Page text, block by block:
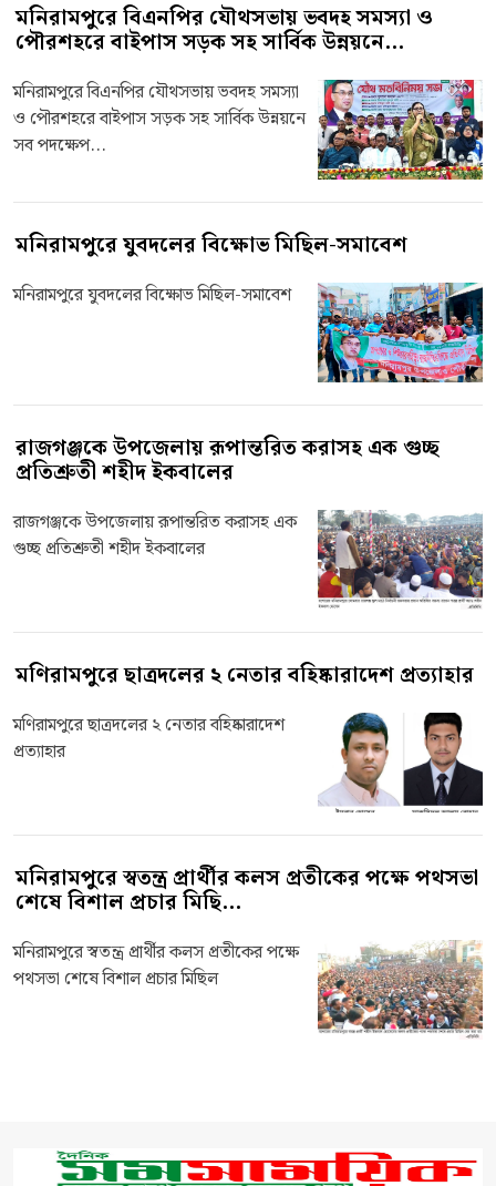
মনিরামপুরে বিএনপির যৌথসভায় ভবদহ সমস্যা ও
পৌরশহরে বাইপাস সড়ক সহ সার্বিক উন্নয়নে...
মনিরামপুরে বিএনপির যৌথসভায় ভবদহ সমস্যা
ও পৌরশহরে বাইপাস সড়ক সহ সার্বিক উন্নয়নে
সব পদক্ষেপ...
মনিরামপুরে যুবদলের বিক্ষোভ মিছিল-সমাবেশ
মনিরামপুরে যুবদলের বিক্ষোভ মিছিল-সমাবেশ
রাজগঞ্জকে উপজেলায় রূপান্তরিত করাসহ এক গুচ্ছ
প্রতিশ্রুতী শহীদ ইকবালের
রাজগঞ্জকে উপজেলায় রূপান্তরিত করাসহ এক
গুচ্ছ প্রতিশ্রুতী শহীদ ইকবালের
মণিরামপুরে ছাত্রদলের ২ নেতার বহিষ্কারাদেশ প্রত্যাহার
মণিরামপুরে ছাত্রদলের ২ নেতার বহিষ্কারাদেশ
প্রত্যাহার
মনিরামপুরে স্বতন্ত্র প্রার্থীর কলস প্রতীকের পক্ষে পথসভা
শেষে বিশাল প্রচার মিছি...
মনিরামপুরে স্বতন্ত্র প্রার্থীর কলস প্রতীকের পক্ষে
পথসভা শেষে বিশাল প্রচার মিছিল